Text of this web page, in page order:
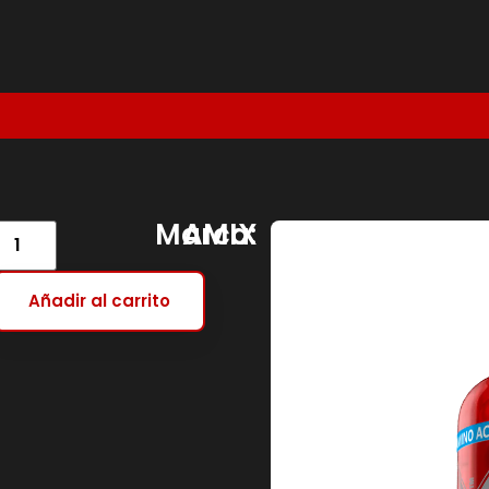
Añadir al carrito
Marca:
AMIX